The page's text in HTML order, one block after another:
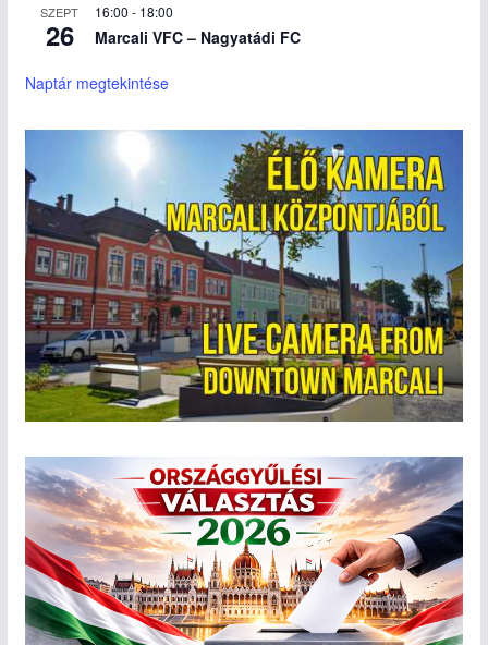
SZEPT
26
16:00 - 18:00
Marcali VFC – Nagyatádi FC
Naptár megtekintése